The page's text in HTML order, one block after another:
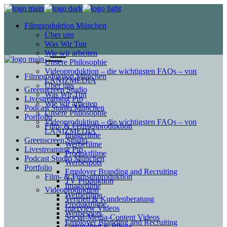
Filmproduktion München
Über uns
Was Wir Tun
Wie wir arbeiten
Unsere Philosophie
Videoproduktion – die wichtigsten FAQs – von
LANIZMEDIA
Greenscreen Studio
Livestreaming Pro
Podcast Studio München
Portfolio
Film- & Fernsehproduktion
Imagefilme
Werbefilme
Produktfilme
Werbespots
Employer Branding and Recruiting
TV Produktion
Videoproduktion
Vertrieb & Kundenberatung
Interview Videos
Social-Media-Content Videos
Filmproduktion München
Über uns
Was Wir Tun
Wie wir arbeiten
Unsere Philosophie
Videoproduktion – die wichtigsten FAQs – von
LANIZMEDIA
Greenscreen Studio
Livestreaming Pro
Podcast Studio München
Portfolio
Film- & Fernsehproduktion
Imagefilme
Werbefilme
Produktfilme
Werbespots
Employer Branding and Recruiting